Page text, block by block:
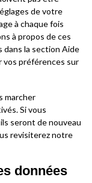
de votre
à chaque fois
à propos de ces
dans la section Aide
vos préférences sur
marcher
Si vous
seront de nouveau
revisiterez notre
données